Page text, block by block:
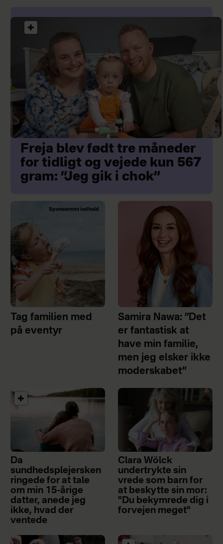
Freja blev født tre måneder
for tidligt og vejede kun 567
gram: ”Jeg gik i chok”
Sponsoreret indhold
Tag familien med
på eventyr
Samira Nawa: ”Det
er fantastisk at
have min familie,
men jeg elsker ikke
moderskabet”
Da
sundhedsplejersken
ringede for at tale
om min 15-årige
datter, anede jeg
ikke, hvad der
ventede
Clara Wölck
undertrykte sin
vrede som barn for
at beskytte sin mor:
"Du bekymrede dig i
forvejen meget"